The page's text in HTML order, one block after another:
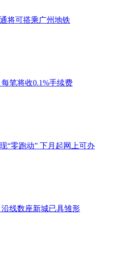
将可搭乘广州地铁
笔将收0.1%手续费
“零跑动” 下月起网上可办
线数座新城已具雏形